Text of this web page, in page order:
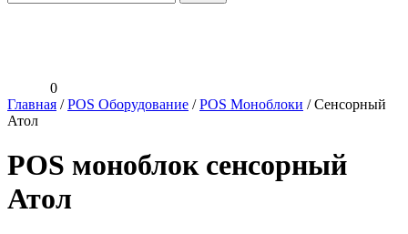
0
Главная /POS Оборудование /POS Моноблоки /Сенсорный
Атол
POS моноблок сенсорный
Атол